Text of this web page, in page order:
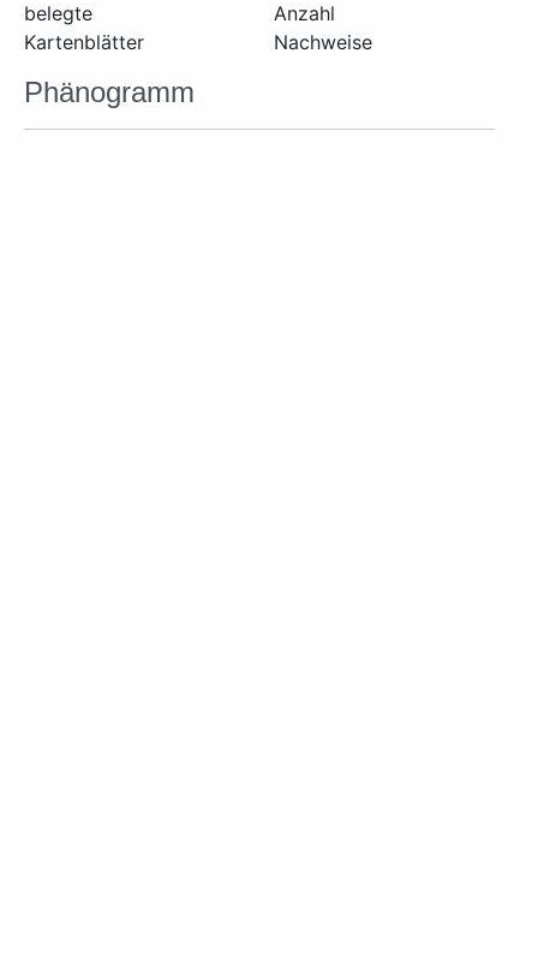
belegte
Kartenblätter
Anzahl
Nachweise
Phänogramm